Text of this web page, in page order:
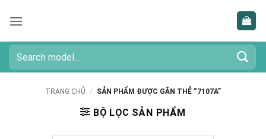
qua
dung
Tìm
kiếm:
TRANG CHỦ / SẢN PHẨM ĐƯỢC GẮN THẺ “7107A”
BỘ LỌC SẢN PHẨM